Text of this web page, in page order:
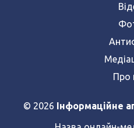
Про
© 2026 Інформаційне